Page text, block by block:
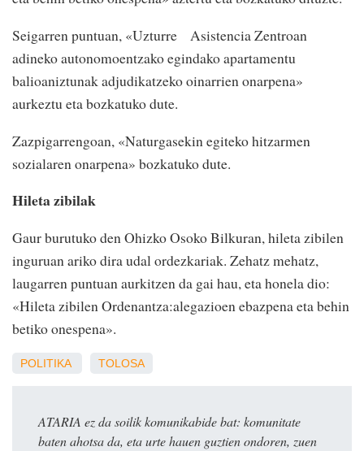
Seigarren puntuan, «Uzturre Asistencia Zentroan
adineko autonomoentzako egindako apartamentu
balioaniztunak adjudikatzeko oinarrien onarpena»
aurkeztu eta bozkatuko dute.
Zazpigarrengoan, «Naturgasekin egiteko hitzarmen
sozialaren onarpena» bozkatuko dute.
Hileta zibilak
Gaur burutuko den Ohizko Osoko Bilkuran, hileta zibilen
inguruan ariko dira udal ordezkariak. Zehatz mehatz,
laugarren puntuan aurkitzen da gai hau, eta honela dio:
«Hileta zibilen Ordenantza:alegazioen ebazpena eta behin
betiko onespena».
POLITIKA TOLOSA
ATARIA ez da soilik komunikabide bat: komunitate
baten ahotsa da, eta urte hauen guztien ondoren, zuen